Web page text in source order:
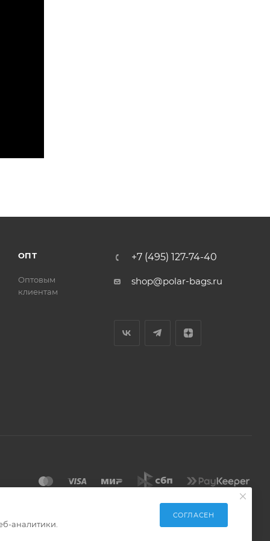
ОПТ
Оптовым
клиентам
+7 (495) 127-74-40
shop@polar-bags.ru
аналитики.
СОГЛАСЕН